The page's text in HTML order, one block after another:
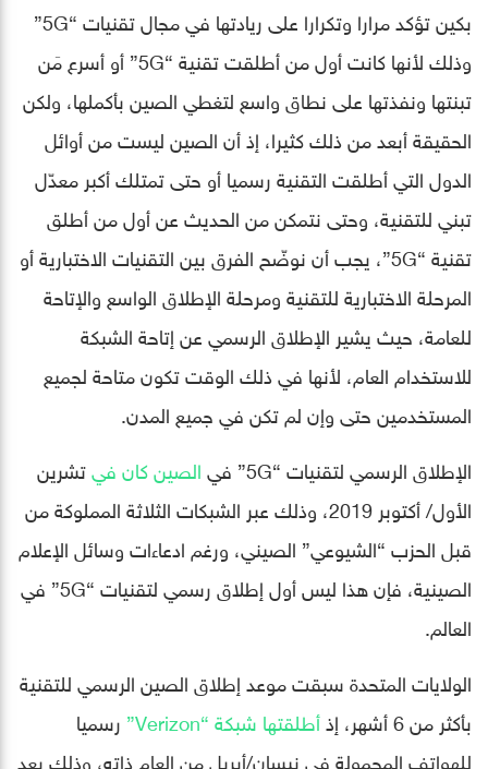
بكين تؤكد مرارا وتكرارا على ريادتها في مجال تقنيات “5G”
وذلك لأنها كانت أول من أطلقت تقنية “5G” أو أسرع مَن
تبنتها ونفذتها على نطاق واسع لتغطي الصين بأكملها، ولكن
الحقيقة أبعد من ذلك كثيرا، إذ أن الصين ليست من أوائل
الدول التي أطلقت التقنية رسميا أو حتى تمتلك أكبر معدّل
تبني للتقنية، وحتى نتمكن من الحديث عن أول من أطلق
تقنية “5G”، يجب أن نوضّح الفرق بين التقنيات الاختبارية أو
المرحلة الاختبارية للتقنية ومرحلة الإطلاق الواسع والإتاحة
للعامة، حيث يشير الإطلاق الرسمي عن إتاحة الشبكة
للاستخدام العام، لأنها في ذلك الوقت تكون متاحة لجميع
المستخدمين حتى وإن لم تكن في جميع المدن.
الإطلاق الرسمي لتقنيات “5G” في
الصين كان فيتشرين
الأول/ أكتوبر 2019، وذلك عبر الشبكات الثلاثة المملوكة من
قبل الحزب “الشيوعي” الصيني، ورغم ادعاءات وسائل الإعلام
الصينية، فإن هذا ليس أول إطلاق رسمي لتقنيات “5G” في
العالم.
الولايات المتحدة سبقت موعد إطلاق الصين الرسمي للتقنية
بأكثر من 6 أشهر، إذ
أطلقتها شبكة “Verizon”
رسميا
للهواتف المحمولة في نيسان/أبريل من العام ذاته، وذلك بعد